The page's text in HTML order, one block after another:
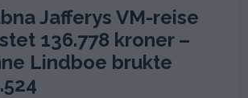
Jafferys VM-reise
136.778 kroner –
Lindboe brukte